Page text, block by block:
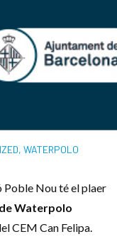
, WATERPOLO
Poble Nou té el plaer
Waterpolo
CEM Can Felipa.